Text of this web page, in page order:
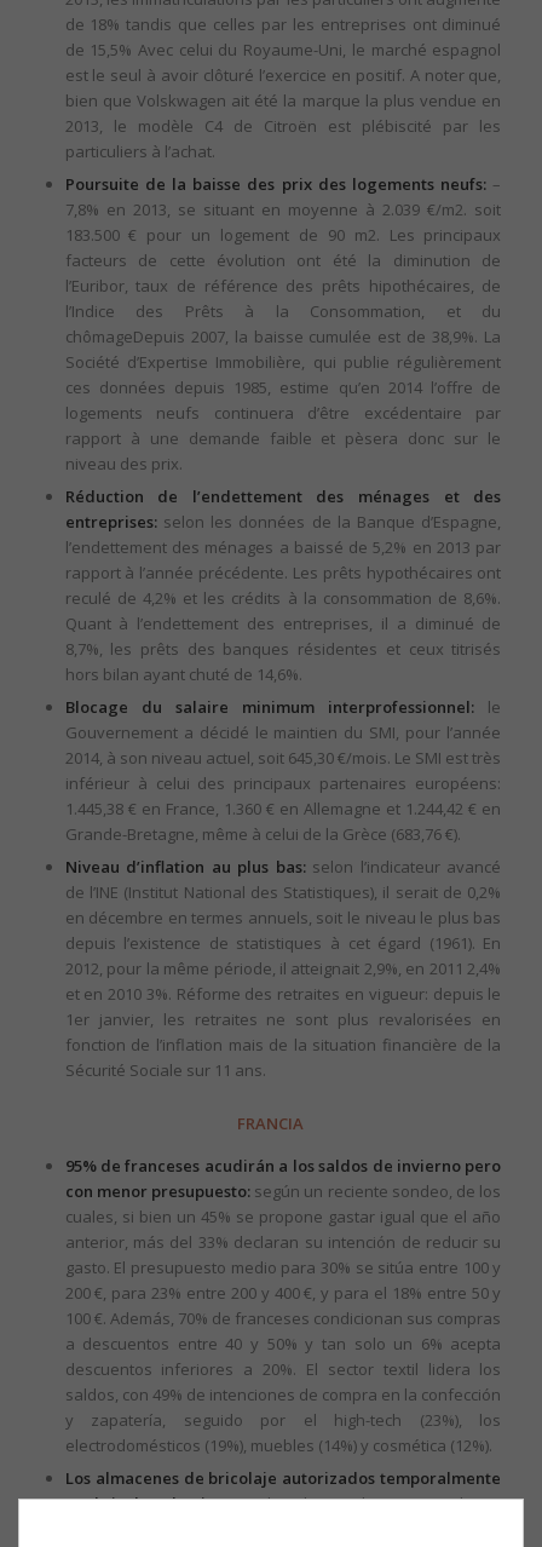
de 18% tandis que celles par les entreprises ont diminué
de 15,5% Avec celui du Royaume-Uni, le marché espagnol
est le seul à avoir clôturé l’exercice en positif. A noter que,
bien que Volskwagen ait été la marque la plus vendue en
2013, le modèle C4 de Citroën est plébiscité par les
particuliers à l’achat.
Poursuite de la baisse des prix des logements neufs: –
7,8% en 2013, se situant en moyenne à 2.039 €/m2. soit
183.500 € pour un logement de 90 m2. Les principaux
facteurs de cette évolution ont été la diminution de
l’Euribor, taux de référence des prêts hipothécaires, de
l’Indice des Prêts à la Consommation, et du
chômageDepuis 2007, la baisse cumulée est de 38,9%. La
Société d’Expertise Immobilière, qui publie régulièrement
ces données depuis 1985, estime qu’en 2014 l’offre de
logements neufs continuera d’être excédentaire par
rapport à une demande faible et pèsera donc sur le
niveau des prix.
Réduction de l’endettement des ménages et des
entreprises:selon les données de la Banque d’Espagne,
l’endettement des ménages a baissé de 5,2% en 2013 par
rapport à l’année précédente. Les prêts hypothécaires ont
reculé de 4,2% et les crédits à la consommation de 8,6%.
Quant à l’endettement des entreprises, il a diminué de
8,7%, les prêts des banques résidentes et ceux titrisés
hors bilan ayant chuté de 14,6%.
Blocage du salaire minimum interprofessionnel: le
Gouvernement a décidé le maintien du SMI, pour l’année
2014, à son niveau actuel, soit 645,30 €/mois. Le SMI est très
inférieur à celui des principaux partenaires européens:
1.445,38 € en France, 1.360 € en Allemagne et 1.244,42 € en
Grande-Bretagne, même à celui de la Grèce (683,76 €).
Niveau d’inflation au plus bas:selon l’indicateur avancé
de l’INE (Institut National des Statistiques), il serait de 0,2%
en décembre en termes annuels, soit le niveau le plus bas
depuis l’existence de statistiques à cet égard (1961). En
2012, pour la même période, il atteignait 2,9%, en 2011 2,4%
et en 2010 3%. Réforme des retraites en vigueur: depuis le
1er janvier, les retraites ne sont plus revalorisées en
fonction de l’inflation mais de la situation financière de la
Sécurité Sociale sur 11 ans.
FRANCIA
95% de franceses acudirán a los saldos de invierno pero
con menor presupuesto: según un reciente sondeo, de los
cuales, si bien un 45% se propone gastar igual que el año
anterior, más del 33% declaran su intención de reducir su
gasto. El presupuesto medio para 30% se sitúa entre 100 y
200 €, para 23% entre 200 y 400 €, y para el 18% entre 50 y
100 €. Además, 70% de franceses condicionan sus compras
a descuentos entre 40 y 50% y tan solo un 6% acepta
descuentos inferiores a 20%. El sector textil lidera los
saldos, con 49% de intenciones de compra en la confección
y zapatería, seguido por el high-tech (23%), los
electrodomésticos (19%), muebles (14%) y cosmética (12%).
Los almacenes de bricolaje autorizados temporalmente
a abrir los domingos:el Gobierno ha autorizado su